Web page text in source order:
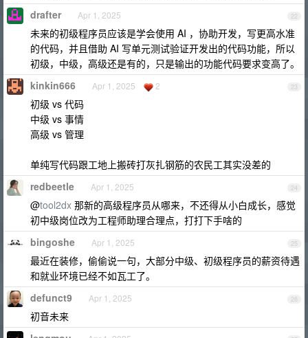
22
drafter Apr 1, 2025
未来的初级程序员应该是学会使用 AI ，协助开发，写更高水准
的代码，并且借助 AI 写单元测试验证开发出的代码功能，所以
初级，中级，高级还是有的，只是输出的功能代码要求变高了。
23
kinkin666 Apr 1, 2025 2
初级 vs 代码
中级 vs 事情
高级 vs 管理
单纯写代码跟工地上搬砖打灰扎钢筋的农民工其实没差的
24
redbeetle Apr 1, 2025
@tool2dx 那新的高级程序员从哪来，不还得从小白成长，感觉
初中级岗位改为工程师助理合理点，打打下手啥的
25
bingoshe Apr 1, 2025
最近在装修，偷偷说一句，大部分中级、初级程序员的薪资待遇
和就业环境已经不如瓦工了。
26
defunct9 Apr 1, 2025
初音未来